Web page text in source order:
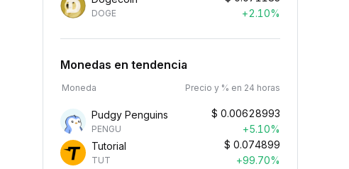
DOGE
+2.10%
Monedas en tendencia
Moneda Precio y % en 24 horas
Pudgy Penguins
PENGU
$ 0.00628993
+5.10%
Tutorial
TUT
$ 0.074899
+99.70%